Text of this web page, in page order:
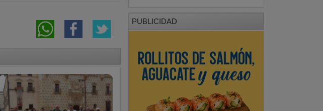
PUBLICIDAD